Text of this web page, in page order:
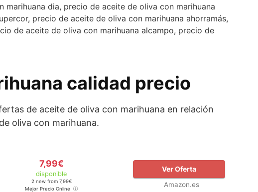
dia, precio de aceite de oliva con marihuana
precio de aceite de oliva con marihuana ahorramás,
de aceite de oliva con marihuana alcampo, precio de
calidad precio
de aceite de oliva con marihuana en relación
oliva con marihuana.
7,99€
disponible
2 new from 7,99€
Mejor Precio Online
Ver Oferta
Amazon.es